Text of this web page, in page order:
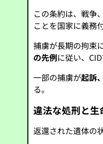
この条約は、戦争
ことを国家に義務
捕虜が長期の拘束
の先例に従い、
一部の捕虜が起訴
る。
違法な処刑と生
返還された遺体の